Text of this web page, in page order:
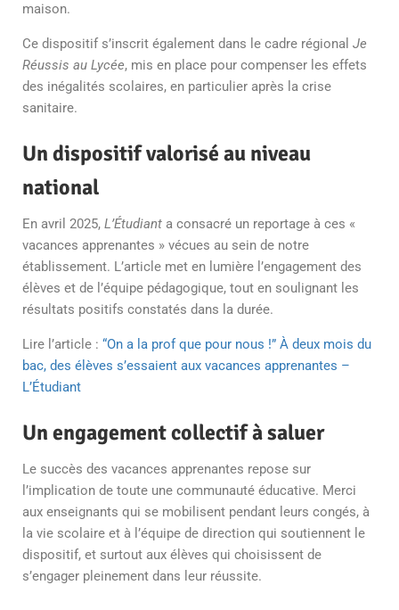
maison.
Ce dispositif s’inscrit également dans le cadre régional Je
Réussis au Lycée, mis en place pour compenser les effets
des inégalités scolaires, en particulier après la crise
sanitaire.
Un dispositif valorisé au niveau
national
En avril 2025, L’Étudiant a consacré un reportage à ces «
vacances apprenantes » vécues au sein de notre
établissement. L’article met en lumière l’engagement des
élèves et de l’équipe pédagogique, tout en soulignant les
résultats positifs constatés dans la durée.
Lire l’article : “On a la prof que pour nous !” À deux mois du
bac, des élèves s’essaient aux vacances apprenantes –
L’Étudiant
Un engagement collectif à saluer
Le succès des vacances apprenantes repose sur
l’implication de toute une communauté éducative. Merci
aux enseignants qui se mobilisent pendant leurs congés, à
la vie scolaire et à l’équipe de direction qui soutiennent le
dispositif, et surtout aux élèves qui choisissent de
s’engager pleinement dans leur réussite.